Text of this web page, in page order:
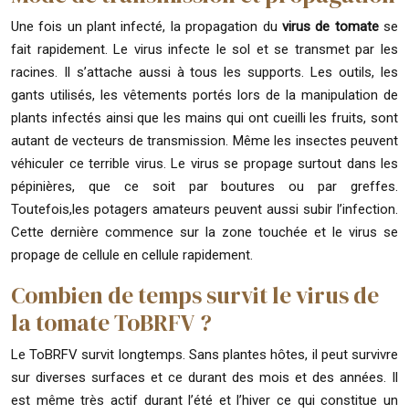
Une fois un plant infecté, la propagation du virus de tomatese
fait rapidement. Le virus infecte le sol et se transmet par les
racines. Il s’attache aussi à tous les supports. Les outils, les
gants utilisés, les vêtements portés lors de la manipulation de
plants infectés ainsi que les mains qui ont cueilli les fruits, sont
autant de vecteurs de transmission. Même les insectes peuvent
véhiculer ce terrible virus. Le virus se propage surtout dans les
pépinières, que ce soit par boutures ou par greffes.
Toutefois,les potagers amateurs peuvent aussi subir l’infection.
Cette dernière commence sur la zone touchée et le virus se
propage de cellule en cellule rapidement.
Combien de temps survit le virus de
la tomate ToBRFV ?
Le ToBRFV survit longtemps. Sans plantes hôtes, il peut survivre
sur diverses surfaces et ce durant des mois et des années. Il
est même très actif durant l’été et l’hiver ce qui constitue un